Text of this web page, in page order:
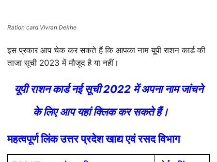
Ration card Vivran Dekhe
इस प्रकार आप चेक कर सकते हैं कि आपका नाम यूपी राशन कार्ड की
ताजा सूची 2023 में मौजूद है या नहीं।
यूपी राशन कार्ड नई सूची 2022 में अपना नाम जांचने
के लिए आप यहां क्लिक कर सकते हैं।
महत्वपूर्ण लिंक उत्तर प्रदेश खाद्य एवं रसद विभाग